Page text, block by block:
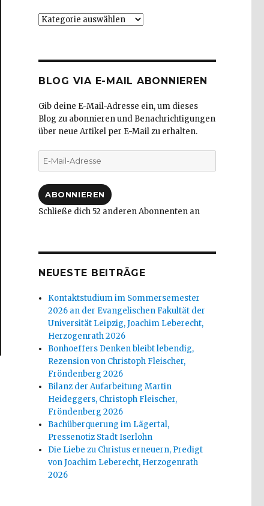
Kategorien
BLOG VIA E-MAIL ABONNIEREN
Gib deine E-Mail-Adresse ein, um dieses
Blog zu abonnieren und Benachrichtigungen
über neue Artikel per E-Mail zu erhalten.
E-
Mail-
ABONNIEREN
Schließe dich 52 anderen Abonnenten an
NEUESTE BEITRÄGE
Kontaktstudium im Sommersemester
2026 an der Evangelischen Fakultät der
Universität Leipzig, Joachim Leberecht,
Herzogenrath 2026
Bonhoeffers Denken bleibt lebendig,
Rezension von Christoph Fleischer,
Fröndenberg 2026
Bilanz der Aufarbeitung Martin
Heideggers, Christoph Fleischer,
Fröndenberg 2026
Bachüberquerung im Lägertal,
Pressenotiz Stadt Iserlohn
Die Liebe zu Christus erneuern, Predigt
von Joachim Leberecht, Herzogenrath
2026